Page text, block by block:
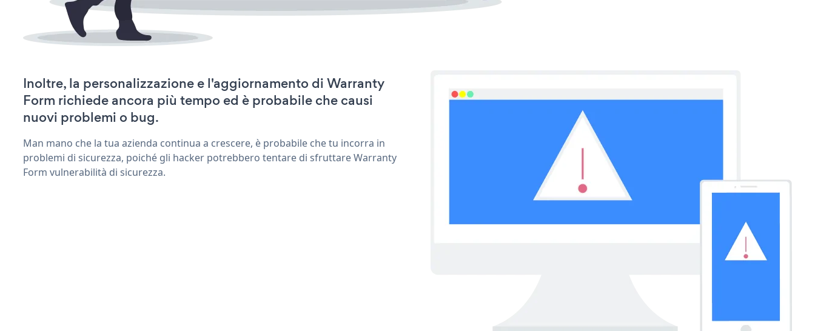
Inoltre, la personalizzazione e l'aggiornamento di Warranty
Form richiede ancora più tempo ed è probabile che causi
nuovi problemi o bug.
Man mano che la tua azienda continua a crescere, è probabile che tu incorra in
problemi di sicurezza, poiché gli hacker potrebbero tentare di sfruttare Warranty
Form vulnerabilità di sicurezza.